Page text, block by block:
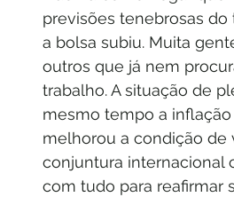
previsões tenebrosas
a bolsa subiu. Muita
outros que já nem
trabalho. A situação de
mesmo tempo a
melhorou a condição de
conjuntura internacional
com tudo para reafirmar